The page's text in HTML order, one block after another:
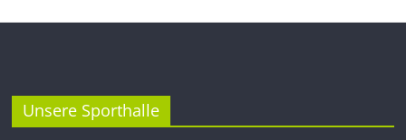
Unsere Sporthalle